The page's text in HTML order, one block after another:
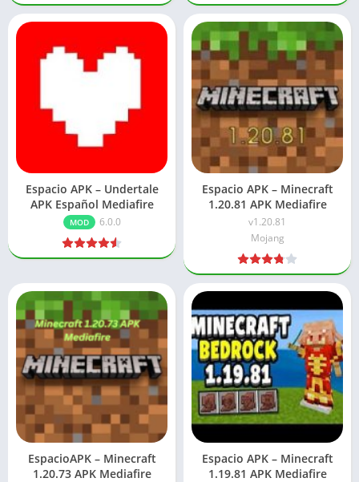
Espacio APK – Undertale
APK Español Mediafire
MOD 6.0.0
Espacio APK – Minecraft
1.20.81 APK Mediafire
v1.20.81
Mojang
EspacioAPK – Minecraft
1.20.73 APK Mediafire
Espacio APK – Minecraft
1.19.81 APK Mediafire